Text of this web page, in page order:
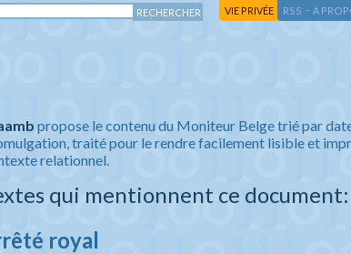
VIE PRIVÉE RSS - A
propose le contenu du Moniteur Belge trié par
traité pour le rendre facilement lisible et
relationnel.
qui mentionnent ce document:
royal